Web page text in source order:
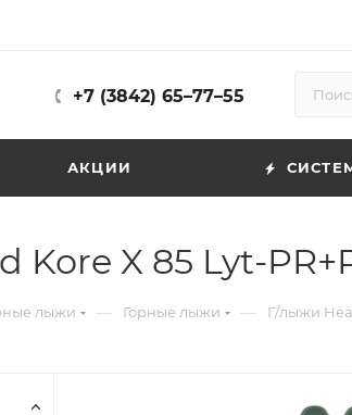
+7 (3842) 65–77–55
АКЦИИ
Kore X 85 Lyt-
лыжи — Горные лыжи — Г/лыжи